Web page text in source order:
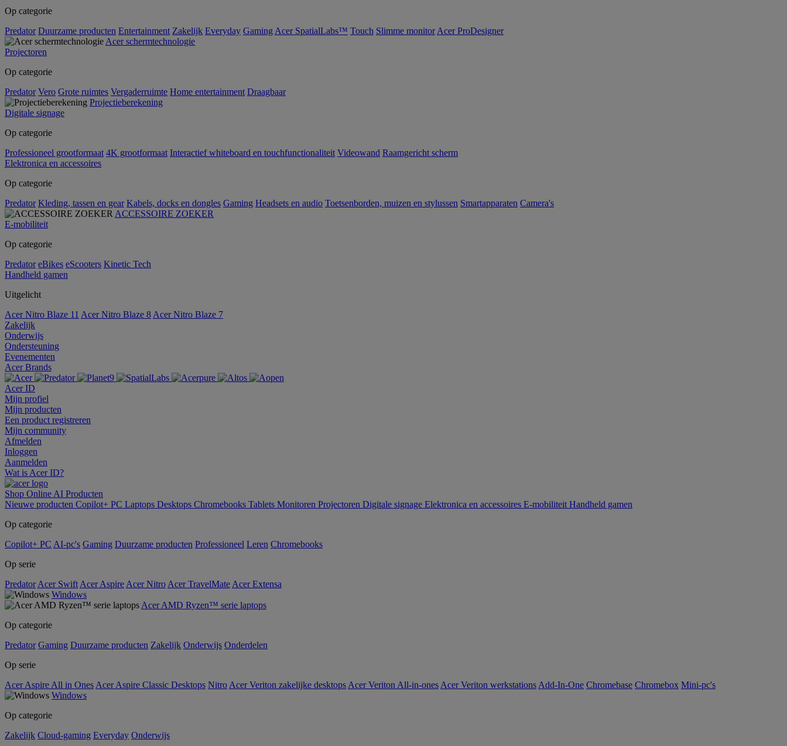
Op categorie
Predator Duurzame producten Entertainment Zakelijk Everyday Gaming Acer SpatialLabs™ Touch Slimme monitor Acer ProDesigner
Acer schermtechnologie
Projectoren
Op categorie
Predator Vero Grote ruimtes Vergaderruimte Home entertainment Draagbaar
Projectieberekening
Digitale signage
Op categorie
Professioneel grootformaat 4K grootformaat Interactief whiteboard en touchfunctionaliteit Videowand Raamgericht scherm
Elektronica en accessoires
Op categorie
Predator Kleding, tassen en gear Kabels, docks en dongles Gaming Headsets en audio Toetsenborden, muizen en stylussen Smartapparaten Camera's
ACCESSOIRE ZOEKER
E-mobiliteit
Op categorie
Predator eBikes eScooters Kinetic Tech
Handheld gamen
Uitgelicht
Acer Nitro Blaze 11 Acer Nitro Blaze 8 Acer Nitro Blaze 7
Zakelijk
Onderwijs
Ondersteuning
Evenementen
Acer Brands
Acer ID
Mijn profiel
Mijn producten
Een product registreren
Mijn community
Afmelden
Inloggen
Aanmelden
Wat is Acer ID?
Shop Online AI Producten
Nieuwe producten Copilot+ PC Laptops Desktops Chromebooks Tablets Monitoren Projectoren Digitale signage Elektronica en accessoires E-mobiliteit Handheld gamen
Op categorie
Copilot+ PC AI-pc's Gaming Duurzame producten Professioneel Leren Chromebooks
Op serie
Predator Acer Swift Acer Aspire Acer Nitro Acer TravelMate Acer Extensa
Windows
Acer AMD Ryzen™ serie laptops
Op categorie
Predator Gaming Duurzame producten Zakelijk Onderwijs Onderdelen
Op serie
Acer Aspire All in Ones Acer Aspire Classic Desktops Nitro Acer Veriton zakelijke desktops Acer Veriton All-in-ones Acer Veriton werkstations Add-In-One Chromebase Chromebox Mini-pc's
Windows
Op categorie
Zakelijk Cloud-gaming Everyday Onderwijs